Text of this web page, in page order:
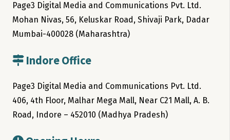
Page3 Digital Media and Communications Pvt. Ltd.
Mohan Nivas, 56, Keluskar Road, Shivaji Park, Dadar
Mumbai-400028 (Maharashtra)
Indore Office
Page3 Digital Media and Communications Pvt. Ltd.
406, 4th Floor, Malhar Mega Mall, Near C21 Mall, A. B.
Road, Indore – 452010 (Madhya Pradesh)